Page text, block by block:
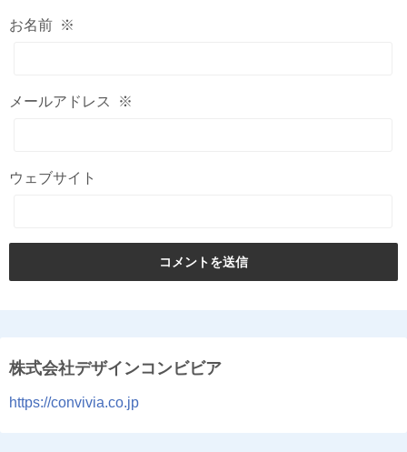
お名前 ※
メールアドレス ※
ウェブサイト
株式会社デザインコンビビア
https://convivia.co.jp